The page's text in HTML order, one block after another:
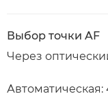
Выбор точки AF
Через
Автоматическая: